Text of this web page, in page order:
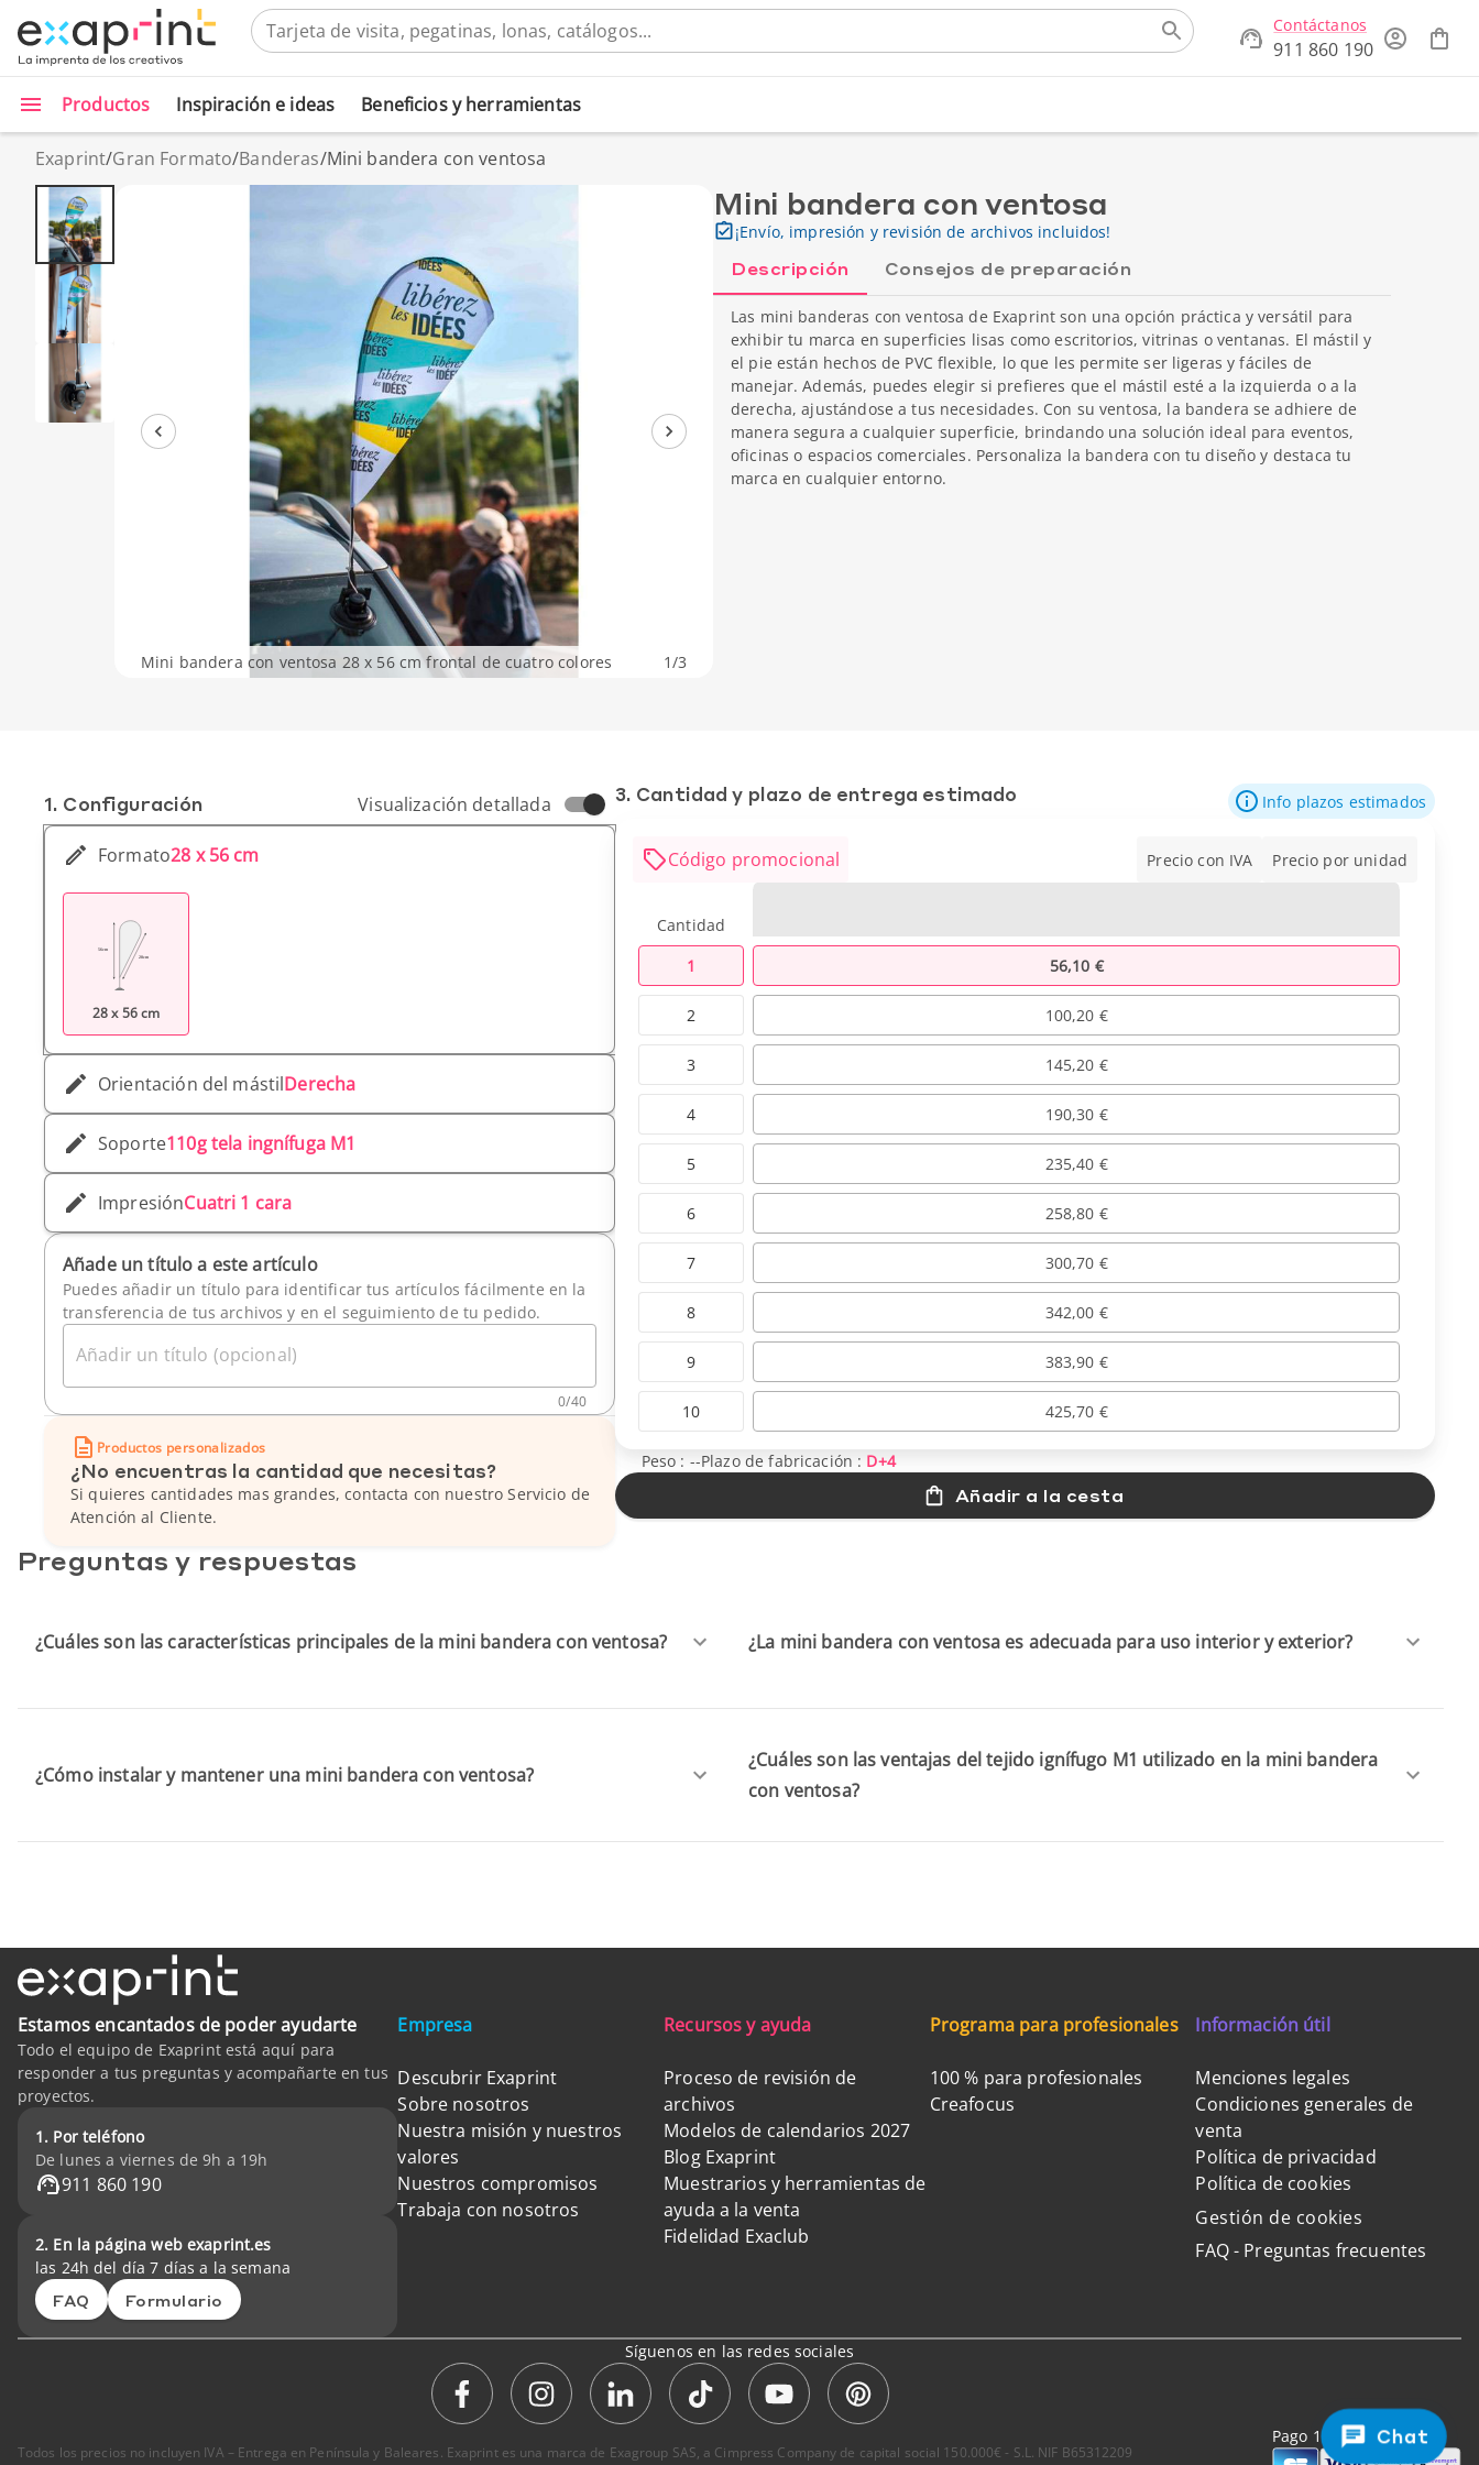
Contáctanos
911 860 190
Productos Inspiración e ideas Beneficios y herramientas
Exaprint/Gran Formato/Banderas/Mini bandera con ventosa
Mini bandera con ventosa 28 x 56 cm frontal de cuatro colores 1/3
Mini bandera con ventosa
¡Envío, impresión y revisión de archivos incluidos!
Descripción Consejos de preparación
Las mini banderas con ventosa de Exaprint son una opción práctica y versátil para
exhibir tu marca en superficies lisas como escritorios, vitrinas o ventanas. El mástil y
el pie están hechos de PVC flexible, lo que les permite ser ligeras y fáciles de
manejar. Además, puedes elegir si prefieres que el mástil esté a la izquierda o a la
derecha, ajustándose a tus necesidades. Con su ventosa, la bandera se adhiere de
manera segura a cualquier superficie, brindando una solución ideal para eventos,
oficinas o espacios comerciales. Personaliza la bandera con tu diseño y destaca tu
marca en cualquier entorno.
1. Conf­iguración Visualización detallada
Formato28 x 56 cm
28 x 56 cm
Orientación del mástilDerecha
Soporte110g tela ingnífuga M1
ImpresiónCuatri 1 cara
Añade un título a este artículo
Puedes añadir un título para identificar tus artículos fácilmente en la
transferencia de tus archivos y en el seguimiento de tu pedido.
Añadir un título (opcional)
0/40
Productos personalizados
¿No encuentras la cantidad que necesitas?
Si quieres cantidades mas grandes, contacta con nuestro Servicio de
Atención al Cliente.
3. Cantidad y plazo de entrega estimado Info plazos estimados
Código promocional Precio con IVA Precio por unidad
Cantidad
1
2
3
4
5
6
7
8
9
10
56,10 €
100,20 €
145,20 €
190,30 €
235,40 €
258,80 €
300,70 €
342,00 €
383,90 €
425,70 €
Peso : --Plazo de fabricación : D+4
Añadir a la cesta
Preguntas y respuestas
¿Cuáles son las características principales de la mini bandera con ventosa?
¿Cómo instalar y mantener una mini bandera con ventosa?
¿La mini bandera con ventosa es adecuada para uso interior y exterior?
¿Cuáles son las ventajas del tejido ignífugo M1 utilizado en la mini bandera
con ventosa?
Chat
Estamos encantados de poder ayudarte
Todo el equipo de Exaprint está aquí para
responder a tus preguntas y acompañarte en tus
proyectos.
1. Por teléfono
De lunes a viernes de 9h a 19h
911 860 190
2. En la página web exaprint.es
las 24h del día 7 días a la semana
FAQ Formulario
Empresa
Descubrir Exaprint
Sobre nosotros
Nuestra misión y nuestros
valores
Nuestros compromisos
Trabaja con nosotros
Recursos y ayuda
Proceso de revisión de
archivos
Modelos de calendarios 2027
Blog Exaprint
Muestrarios y herramientas de
ayuda a la venta
Fidelidad Exaclub
Programa para profesionales
100 % para profesionales
Creafocus
Información útil
Menciones legales
Condiciones generales de
venta
Política de privacidad
Política de cookies
Gestión de cookies
FAQ - Preguntas frecuentes
Síguenos en las redes sociales
Todos los precios no incluyen IVA – Entrega en Península y Baleares. Exaprint es una marca de Exagroup SAS, a Cimpress Company de capital social 150.000€ - S.L. NIF B65312209
Pago 100% seguro